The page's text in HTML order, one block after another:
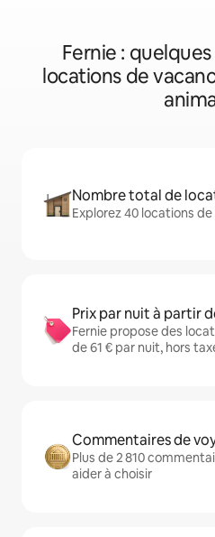
Fernie :
locations de
Nombre total de
Explorez 40 locations
Prix par nuit à partir
Fernie propose des
de 61 € par nuit, hors
Commentaires de
Plus de 2 810
aider à choisir